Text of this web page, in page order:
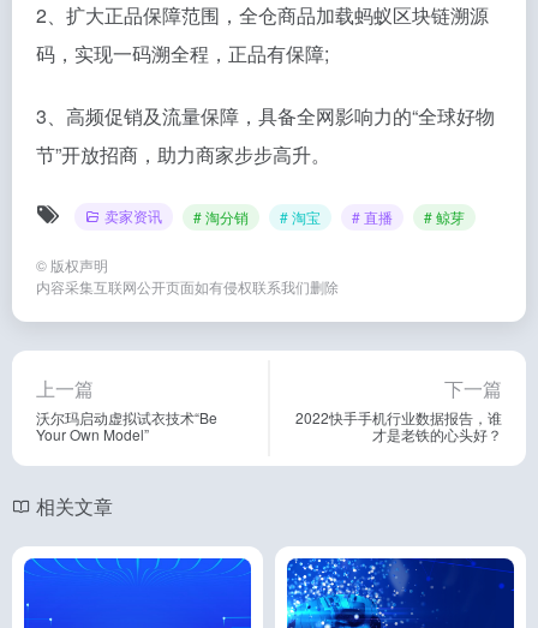
2、扩大正品保障范围，全仓商品加载蚂蚁区块链溯源
码，实现一码溯全程，正品有保障;
3、高频促销及流量保障，具备全网影响力的“全球好物
节”开放招商，助力商家步步高升。
卖家资讯 # 淘分销 # 淘宝 # 直播 # 鲸芽
© 版权声明
内容采集互联网公开页面如有侵权联系我们删除
上一篇
沃尔玛启动虚拟试衣技术“Be
Your Own Model”
下一篇
2022快手手机行业数据报告，谁
才是老铁的心头好？
相关文章